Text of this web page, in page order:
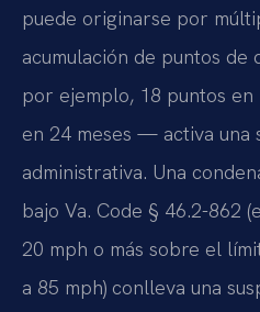
puede originarse por
acumulación de puntos
por ejemplo, 18 puntos en
en 24 meses — activa una
administrativa. Una
bajo Va. Code § 46.2-862
20 mph o más sobre el
a 85 mph) conlleva una